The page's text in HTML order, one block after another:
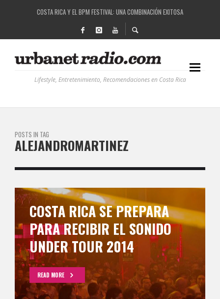
COSTA RICA Y EL BPM FESTIVAL: UNA COMBINACIÓN EXITOSA
RUTAS NATURBANAS: EL PROYECTO QUE ESTÁ TRANSFORMANDO LA CALIDAD DE
LA HISTORIA DETRÁS DE LA MÚSICA ELECTRÓNICA: BBC RADIOPHONIC WORKSHOP
Lifestyle, Entretenimiento, Recomendaciones en Costa Rica
POSTS IN TAG
ALEJANDROMARTINEZ
COSTA RICA SE PREPARA
PARA RECIBIR EL SONIDO
UNDER TOUR 2014
READ MORE